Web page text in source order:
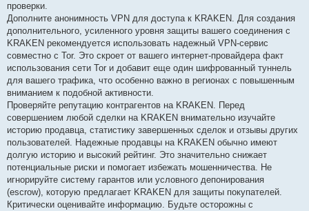
проверки.
Дополните анонимность VPN для доступа к KRAKEN. Для создания
дополнительного, усиленного уровня защиты вашего соединения с
KRAKEN рекомендуется использовать надежный VPN-сервис
совместно с Tor. Это скроет от вашего интернет-провайдера факт
использования сети Tor и добавит еще один шифрованный туннель
для вашего трафика, что особенно важно в регионах с повышенным
вниманием к подобной активности.
Проверяйте репутацию контрагентов на KRAKEN. Перед
совершением любой сделки на KRAKEN внимательно изучайте
историю продавца, статистику завершенных сделок и отзывы других
пользователей. Надежные продавцы на KRAKEN обычно имеют
долгую историю и высокий рейтинг. Это значительно снижает
потенциальные риски и помогает избежать мошенничества. Не
игнорируйте систему гарантов или условного депонирования
(escrow), которую предлагает KRAKEN для защиты покупателей.
Критически оценивайте информацию. Будьте осторожны с